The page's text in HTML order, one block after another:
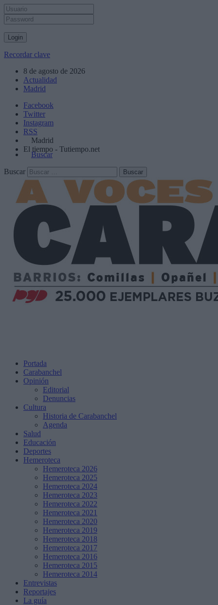
Recordar clave
8 de agosto de 2026
Actualidad
Madrid
Facebook
Twitter
Instagram
RSS
Madrid
El tiempo - Tutiempo.net
Buscar
Buscar
Portada
Carabanchel
Opinión
Editorial
Denuncias
Cultura
Historia de Carabanchel
Agenda
Salud
Educación
Deportes
Hemeroteca
Hemeroteca 2026
Hemeroteca 2025
Hemeroteca 2024
Hemeroteca 2023
Hemeroteca 2022
Hemeroteca 2021
Hemeroteca 2020
Hemeroteca 2019
Hemeroteca 2018
Hemeroteca 2017
Hemeroteca 2016
Hemeroteca 2015
Hemeroteca 2014
Entrevistas
Reportajes
La guía